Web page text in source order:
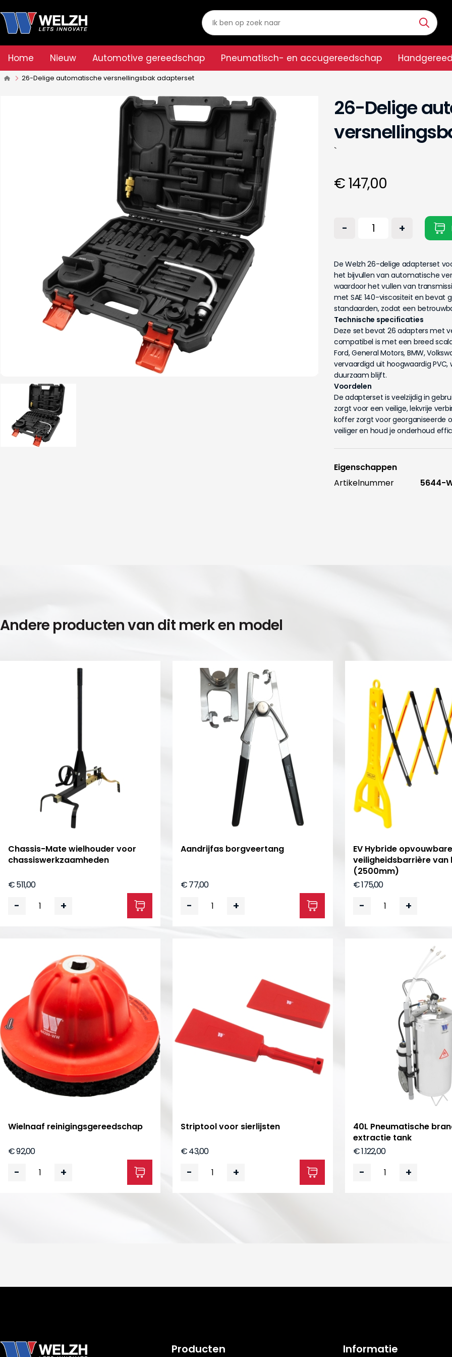
Home Nieuw Automotive gereedschap Pneumatisch- en accugereedschap
26-Delige automatische versnellingsbak adapterset
26-Delige
`
€ 147,00
- +
De Welzh 26-delige adapterset
het bijvullen van automatische
waardoor het vullen van
met SAE 140-viscositeit en bevat
standaarden, zodat een
Technische specificaties
Deze set bevat 26 adapters met
compatibel is met een breed
Ford, General Motors, BMW,
vervaardigd uit hoogwaardig
duurzaam blijft.
Voordelen
De adapterset is veelzijdig in
zorgt voor een veilige, lekvrije
koffer zorgt voor georganiseerde
veiliger en houd je onderhoud
Eigenschappen
Artikelnummer
5644-
Andere producten van dit merk en model
Chassis-Mate wielhouder voor
chassiswerkzaamheden
€ 511,00
- +
Aandrijfas borgveertang
€ 77,00
- +
EV Hybride opvouwbare
veiligheidsbarrière
(2500mm)
€ 175,00
- +
Wielnaaf reinigingsgereedschap
€ 92,00
- +
Striptool voor sierlijsten
€ 43,00
- +
40L Pneumatische
extractie tank
€ 1.122,00
- +
Producten Informatie